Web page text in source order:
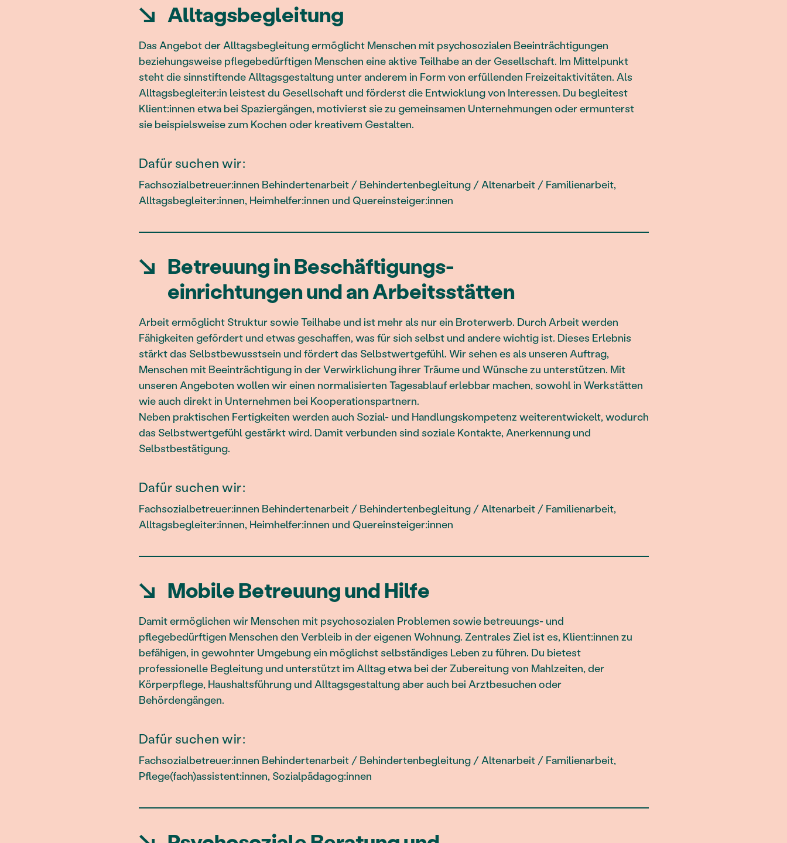
↘ Alltagsbegleitung
Das Angebot der Alltagsbegleitung ermöglicht Menschen mit psychosozialen Beeinträchtigungen
beziehungsweise pflegebedürftigen Menschen eine aktive Teilhabe an der Gesellschaft. Im Mittelpunkt
steht die sinnstiftende Alltagsgestaltung unter anderem in Form von erfüllenden Freizeitaktivitäten. Als
Alltagsbegleiter:in leistest du Gesellschaft und förderst die Entwicklung von Interessen. Du begleitest
Klient:innen etwa bei Spaziergängen, motivierst sie zu gemeinsamen Unternehmungen oder ermunterst
sie beispielsweise zum Kochen oder kreativem Gestalten.
Dafür suchen wir:
Fachsozialbetreuer:innen Behindertenarbeit / Behindertenbegleitung / Altenarbeit / Familienarbeit,
Alltagsbegleiter:innen, Heimhelfer:innen und Quereinsteiger:innen
↘ Betreuung in Beschäftigungs-
einrichtungen und an Arbeitsstätten
Arbeit ermöglicht Struktur sowie Teilhabe und ist mehr als nur ein Broterwerb. Durch Arbeit werden
Fähigkeiten gefördert und etwas geschaffen, was für sich selbst und andere wichtig ist. Dieses Erlebnis
stärkt das Selbstbewusstsein und fördert das Selbstwertgefühl. Wir sehen es als unseren Auftrag,
Menschen mit Beeinträchtigung in der Verwirklichung ihrer Träume und Wünsche zu unterstützen. Mit
unseren Angeboten wollen wir einen normalisierten Tagesablauf erlebbar machen, sowohl in Werkstätten
wie auch direkt in Unternehmen bei Kooperationspartnern.
Neben praktischen Fertigkeiten werden auch Sozial- und Handlungskompetenz weiterentwickelt, wodurch
das Selbstwertgefühl gestärkt wird. Damit verbunden sind soziale Kontakte, Anerkennung und
Selbstbestätigung.
Dafür suchen wir:
Fachsozialbetreuer:innen Behindertenarbeit / Behindertenbegleitung / Altenarbeit / Familienarbeit,
Alltagsbegleiter:innen, Heimhelfer:innen und Quereinsteiger:innen
↘ Mobile Betreuung und Hilfe
Damit ermöglichen wir Menschen mit psychosozialen Problemen sowie betreuungs- und
pflegebedürftigen Menschen den Verbleib in der eigenen Wohnung. Zentrales Ziel ist es, Klient:innen zu
befähigen, in gewohnter Umgebung ein möglichst selbständiges Leben zu führen. Du bietest
professionelle Begleitung und unterstützt im Alltag etwa bei der Zubereitung von Mahlzeiten, der
Körperpflege, Haushaltsführung und Alltagsgestaltung aber auch bei Arztbesuchen oder
Behördengängen.
Dafür suchen wir:
Fachsozialbetreuer:innen Behindertenarbeit / Behindertenbegleitung / Altenarbeit / Familienarbeit,
Pflege(fach)assistent:innen, Sozialpädagog:innen